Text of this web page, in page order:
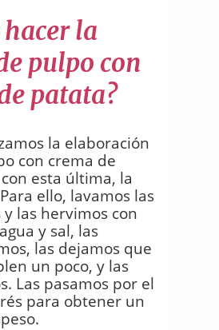
la
pulpo con
patata?
la elaboración
con crema de
esta última, la
ello, lavamos las
las hervimos con
y sal, las
las dejamos que
un poco, y las
Las pasamos por el
para obtener un